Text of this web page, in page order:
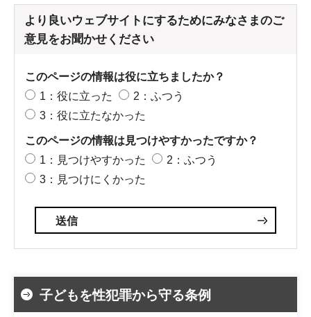
より良いウェブサイトにするためにみなさまのご
意見をお聞かせください
このページの情報は役に立ちましたか？
1：役に立った
2：ふつう
3：役に立たなかった
このページの情報は見つけやすかったですか？
1：見つけやすかった
2：ふつう
3：見つけにくかった
子どもを性犯罪から守る条例